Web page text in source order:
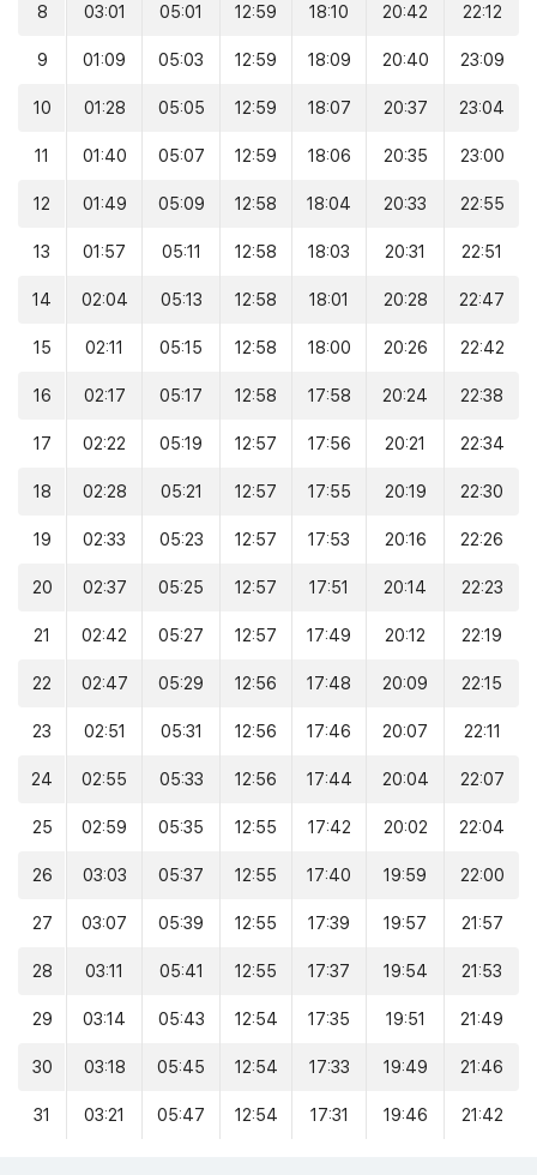
8 03:01 05:01 12:59 18:10 20:42 22:12
9 01:09 05:03 12:59 18:09 20:40 23:09
10 01:28 05:05 12:59 18:07 20:37 23:04
11 01:40 05:07 12:59 18:06 20:35 23:00
12 01:49 05:09 12:58 18:04 20:33 22:55
13 01:57 05:11 12:58 18:03 20:31 22:51
14 02:04 05:13 12:58 18:01 20:28 22:47
15 02:11 05:15 12:58 18:00 20:26 22:42
16 02:17 05:17 12:58 17:58 20:24 22:38
17 02:22 05:19 12:57 17:56 20:21 22:34
18 02:28 05:21 12:57 17:55 20:19 22:30
19 02:33 05:23 12:57 17:53 20:16 22:26
20 02:37 05:25 12:57 17:51 20:14 22:23
21 02:42 05:27 12:57 17:49 20:12 22:19
22 02:47 05:29 12:56 17:48 20:09 22:15
23 02:51 05:31 12:56 17:46 20:07 22:11
24 02:55 05:33 12:56 17:44 20:04 22:07
25 02:59 05:35 12:55 17:42 20:02 22:04
26 03:03 05:37 12:55 17:40 19:59 22:00
27 03:07 05:39 12:55 17:39 19:57 21:57
28 03:11 05:41 12:55 17:37 19:54 21:53
29 03:14 05:43 12:54 17:35 19:51 21:49
30 03:18 05:45 12:54 17:33 19:49 21:46
31 03:21 05:47 12:54 17:31 19:46 21:42